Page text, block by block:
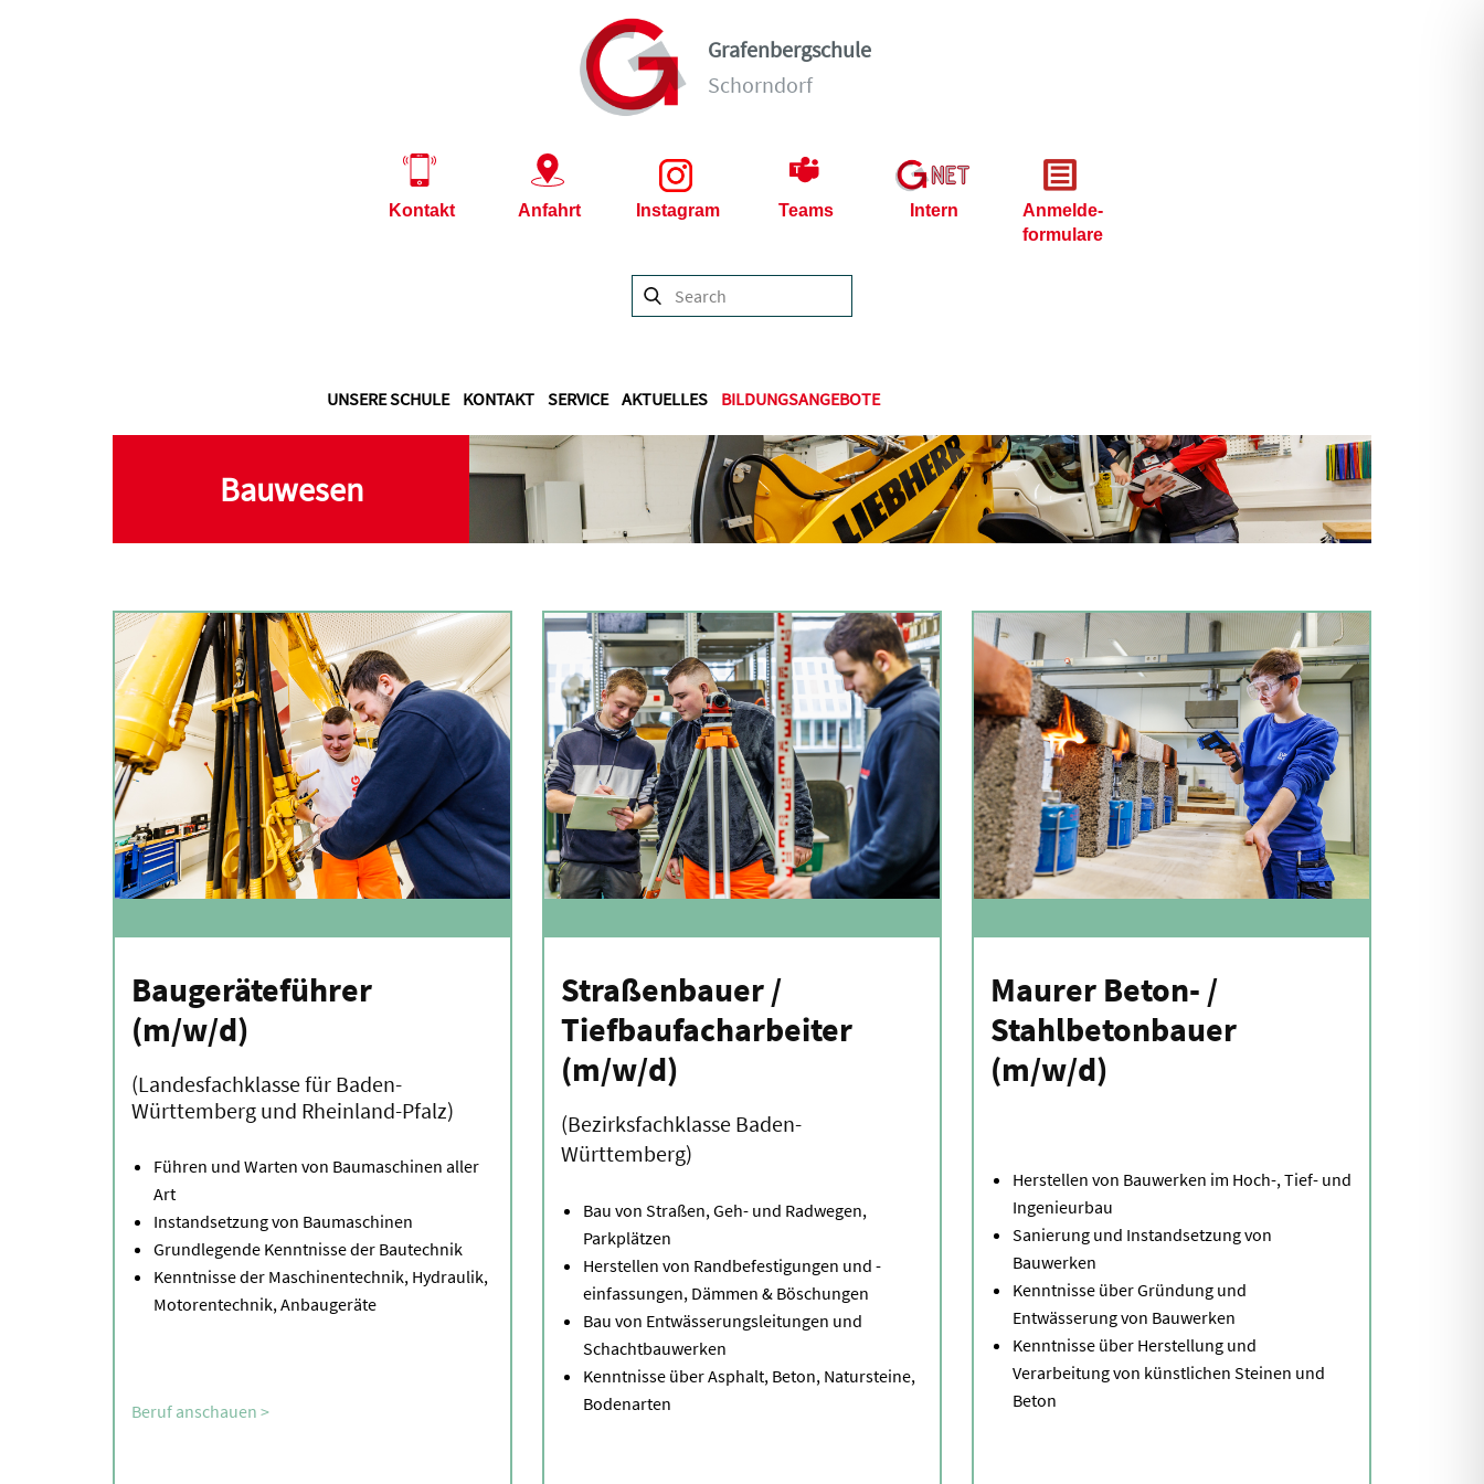
Grafenbergschule
Schorndorf
Kontakt Anfahrt Instagram Teams Intern
Anmelde-
formulare
UNSERE SCHULE KONTAKT SERVICE AKTUELLES BILDUNGSANGEBOTE
Bauwesen
Baugeräteführer
(m/w/d)
(Landesfachklasse für Baden-
Württemberg und Rheinland-Pfalz)
Führen und Warten von Baumaschinen aller
Art
Instandsetzung von Baumaschinen
Grundlegende Kenntnisse der Bautechnik
Kenntnisse der Maschinentechnik, Hydraulik,
Motorentechnik, Anbaugeräte
Beruf anschauen >
Straßenbauer /
Tiefbaufacharbeiter
(m/w/d)
(Bezirksfachklasse Baden-
Württemberg)
Bau von Straßen, Geh- und Radwegen,
Parkplätzen
Herstellen von Randbefestigungen und -
einfassungen, Dämmen & Böschungen
Bau von Entwässerungsleitungen und
Schachtbauwerken
Kenntnisse über Asphalt, Beton, Natursteine,
Bodenarten
Maurer Beton- /
Stahlbetonbauer
(m/w/d)
Herstellen von Bauwerken im Hoch-, Tief- und
Ingenieurbau
Sanierung und Instandsetzung von
Bauwerken
Kenntnisse über Gründung und
Entwässerung von Bauwerken
Kenntnisse über Herstellung und
Verarbeitung von künstlichen Steinen und
Beton